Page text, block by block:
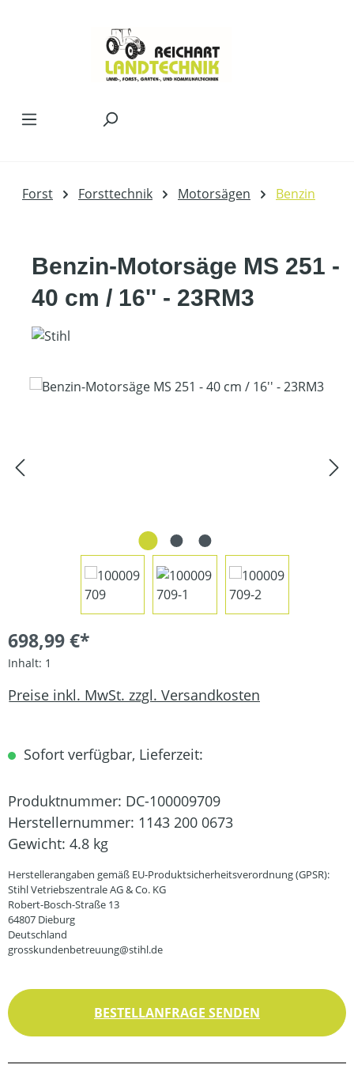
Forst Forsttechnik Motorsägen Benzin
Benzin-Motorsäge MS 251 -
40 cm / 16'' - 23RM3
Bildergalerie überspringen
698,99 €*
Inhalt: 1
Preise inkl. MwSt. zzgl. Versandkosten
Sofort verfügbar, Lieferzeit:
Produktnummer: DC-100009709
Herstellernummer: 1143 200 0673
Gewicht: 4.8 kg
Herstellerangaben gemäß EU-Produktsicherheitsverordnung (GPSR):
Stihl Vetriebszentrale AG & Co. KG
Robert-Bosch-Straße 13
64807 Dieburg
Deutschland
grosskundenbetreuung@stihl.de
BESTELLANFRAGE SENDEN